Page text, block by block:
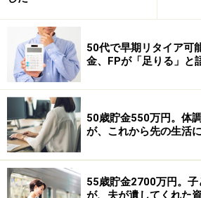
収支差の使い道は不明（児童手当含
（3）家計支出の詳細
・通信費：スマホ（2台）6000円、
・教育費：幼稚園代・給食費・習い事
・小遣い：相談者3万円、妻1万円
（4）車両費について
2台分で毎月4万円車検、自動車任
ソリン、オイル交換など。カーロ
50代で早期リタイア可
金、FPが「足りる」と
50歳貯金550万円。体
が、これから先の生活
55歳貯金2700万円。
が、夫が遺してくれた